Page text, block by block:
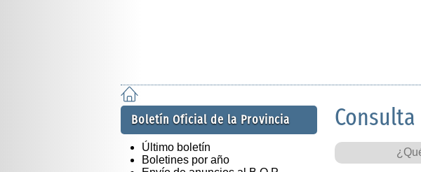
Boletín Oficial de la Provincia
Último boletín
Boletines por año
Consulta